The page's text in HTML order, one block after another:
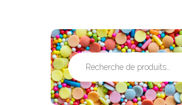
Recherche
pour :